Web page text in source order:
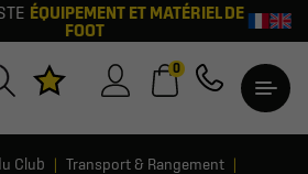
ÉQUIPEMENT ET MATÉRIEL DE
FOOT
0
Club
Transport & Rangement